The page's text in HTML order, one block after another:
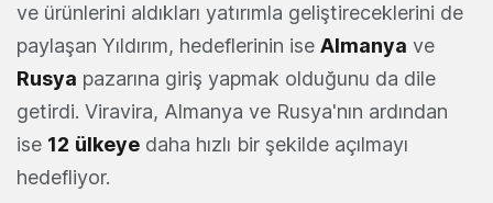
ve ürünlerini aldıkları yatırımla geliştireceklerini de
paylaşan Yıldırım, hedeflerinin ise Almanya ve
Rusya pazarına giriş yapmak olduğunu da dile
getirdi. Viravira, Almanya ve Rusya'nın ardından
ise 12 ülkeye daha hızlı bir şekilde açılmayı
hedefliyor.